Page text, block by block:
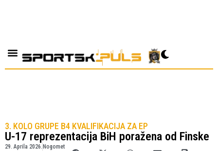
3. KOLO GRUPE B4 KVALIFIKACIJA ZA EP
U-17 reprezentacija BiH poražena od Finske
29. Aprila 2026. Nogomet